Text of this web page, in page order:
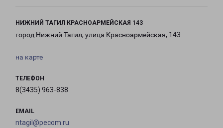
НИЖНИЙ ТАГИЛ КРАСНОАРМЕЙСКАЯ 143
город Нижний Тагил, улица Красноармейская, 143
на карте
ТЕЛЕФОН
8(3435) 963-838
EMAIL
ntagil@pecom.ru